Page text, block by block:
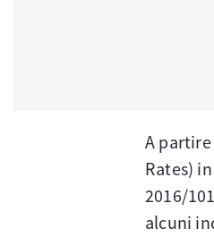
A
Rates)
2016/
alcuni